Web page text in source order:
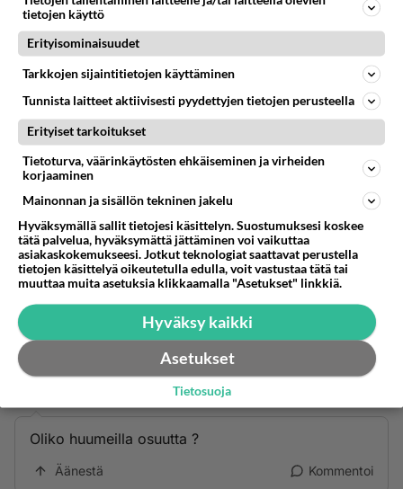
Äänestä
Anonyymi00015
Siis rautatien tasoristeyksen yli
Äänestä Kommentoi
Anonyymi00018
2026-05-16 18:31:39
Kloppilauma siinä oli tutkimas paikkaa vakavan
näköisenä,onkohan kuinka pojille käyny,oletan
että olivat poikia
Äänestä Kommentoi
Anonyymi00019
Oliko huumeilla osuutta ?
Äänestä Kommentoi
tietojen käyttö
Erityisominaisuudet
Tarkkojen sijaintitietojen käyttäminen
Tunnista laitteet aktiivisesti pyydettyjen tietojen perusteella
Erityiset tarkoitukset
Tietoturva, väärinkäytösten ehkäiseminen ja virheiden
korjaaminen
Mainonnan ja sisällön tekninen jakelu
Hyväksymällä sallit tietojesi käsittelyn. Suostumuksesi koskee
tätä palvelua, hyväksymättä jättäminen voi vaikuttaa
asiakaskokemukseesi. Jotkut teknologiat saattavat perustella
tietojen käsittelyä oikeutetulla edulla, voit vastustaa tätä tai
muuttaa muita asetuksia klikkaamalla "Asetukset" linkkiä.
Hyväksy kaikki
Asetukset
Tietosuoja